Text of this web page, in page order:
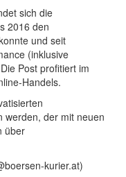
sich die
2016 den
und seit
(inklusive
Post profitiert im
Handels.
werden, der mit neuen
über
kurier.at)